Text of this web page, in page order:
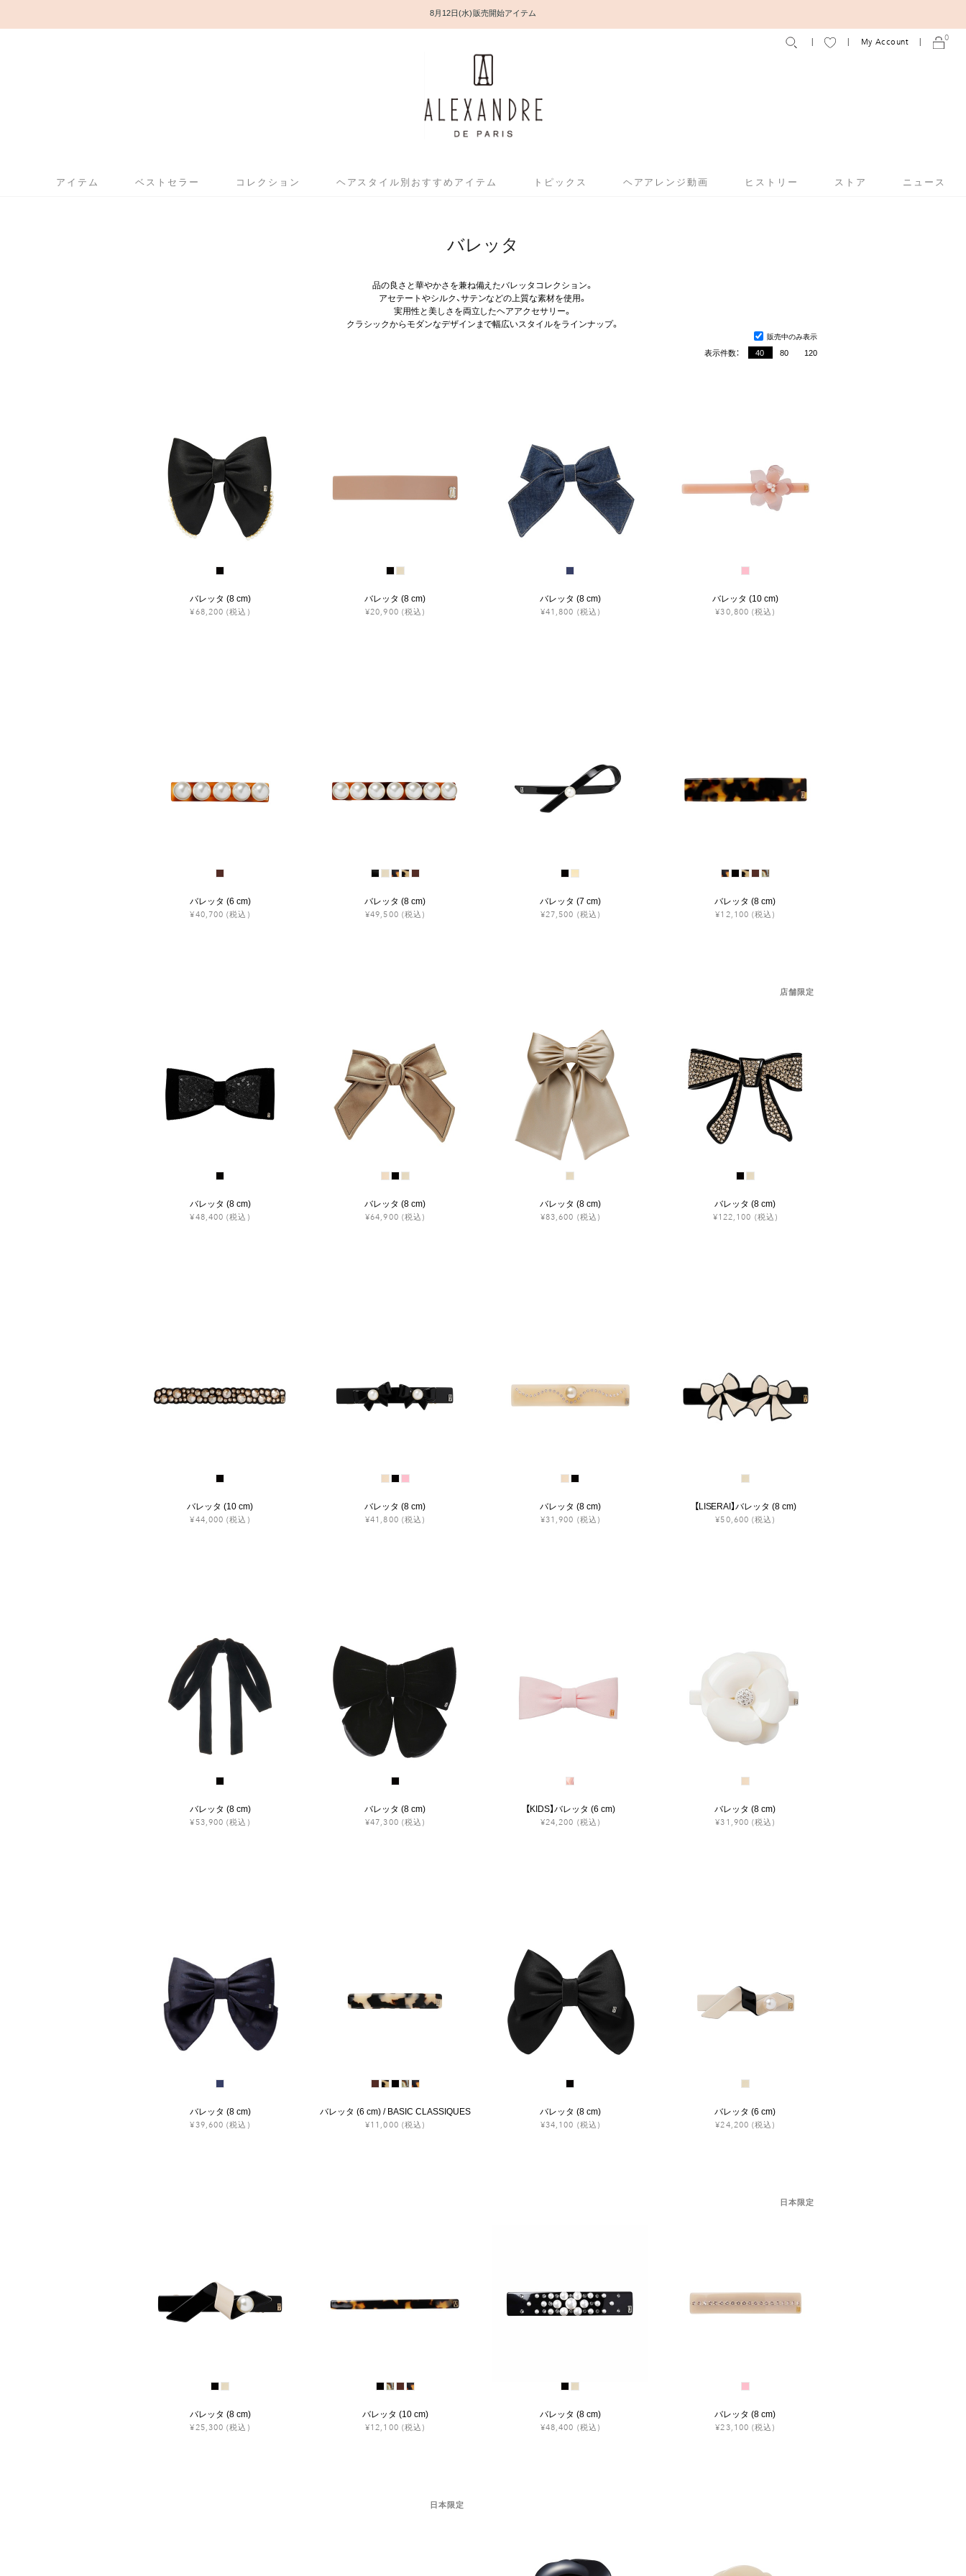
8月12日(水) 販売開始アイテム
アイテム ベストセラー コレクション ヘアスタイル別おすすめアイテム トピックス ヘアアレンジ動画 ヒストリー ストア ニュース
My Account 0
バレッタ
品の良さと華やかさを兼ね備えたバレッタコレクション。
アセテートやシルク、サテンなどの上質な素材を使用。
実用性と美しさを両立したヘアアクセサリー。
クラシックからモダンなデザインまで幅広いスタイルをラインナップ。
販売中のみ表示
表示件数： 40 80 120
バレッタ (8 cm)
¥68,200 (税込)
バレッタ (8 cm)
¥20,900 (税込)
バレッタ (8 cm)
¥41,800 (税込)
バレッタ (10 cm)
¥30,800 (税込)
バレッタ (6 cm)
¥40,700 (税込)
バレッタ (8 cm)
¥49,500 (税込)
バレッタ (7 cm)
¥27,500 (税込)
バレッタ (8 cm)
¥12,100 (税込)
バレッタ (8 cm)
¥48,400 (税込)
バレッタ (8 cm)
¥64,900 (税込)
バレッタ (8 cm)
¥83,600 (税込)
店舗限定
バレッタ (8 cm)
¥122,100 (税込)
バレッタ (10 cm)
¥44,000 (税込)
バレッタ (8 cm)
¥41,800 (税込)
バレッタ (8 cm)
¥31,900 (税込)
【LISERAI】バレッタ (8 cm)
¥50,600 (税込)
バレッタ (8 cm)
¥53,900 (税込)
バレッタ (8 cm)
¥47,300 (税込)
【KIDS】バレッタ (6 cm)
¥24,200 (税込)
バレッタ (8 cm)
¥31,900 (税込)
バレッタ (8 cm)
¥39,600 (税込)
バレッタ (6 cm) / BASIC CLASSIQUES
¥11,000 (税込)
バレッタ (8 cm)
¥34,100 (税込)
バレッタ (6 cm)
¥24,200 (税込)
バレッタ (8 cm)
¥25,300 (税込)
バレッタ (10 cm)
¥12,100 (税込)
バレッタ (8 cm)
¥48,400 (税込)
日本限定
バレッタ (8 cm)
¥23,100 (税込)
日本限定